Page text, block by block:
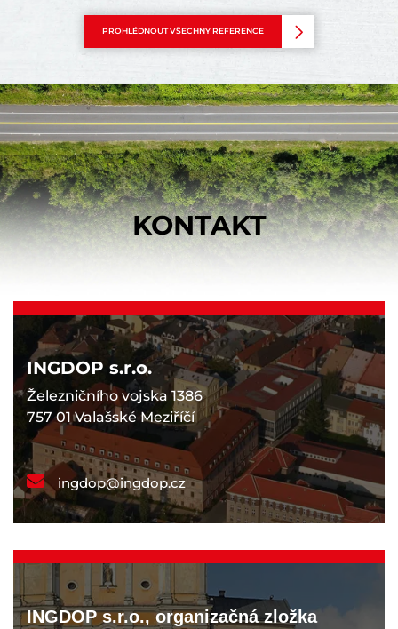
PROHLÉDNOUT VŠECHNY REFERENCE
KONTAKT
INGDOP s.r.o.
Železničního vojska 1386
757 01 Valašské Meziříčí
ingdop@ingdop.cz
INGDOP s.r.o., organizačná zložka